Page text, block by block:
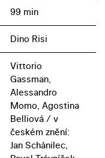
99 min
Dino Risi
Vittorio
Gassman,
Alessandro
Momo, Agostina
Belliová / v
českém znění:
Jan Schánilec,